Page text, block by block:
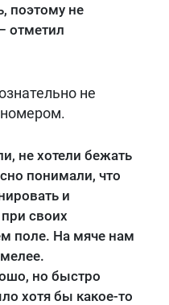
поэтому не
отметил
не
не хотели бежать
понимали, что
и
своих
поле. На мяче нам
но быстро
хотя бы какое-то